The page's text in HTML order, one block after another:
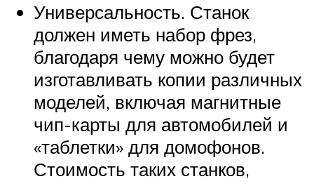
Универсальность. Станок
должен иметь набор фрез,
благодаря чему можно будет
изготавливать копии различных
моделей, включая магнитные
чип-карты для автомобилей и
«таблетки» для домофонов.
Стоимость таких станков,